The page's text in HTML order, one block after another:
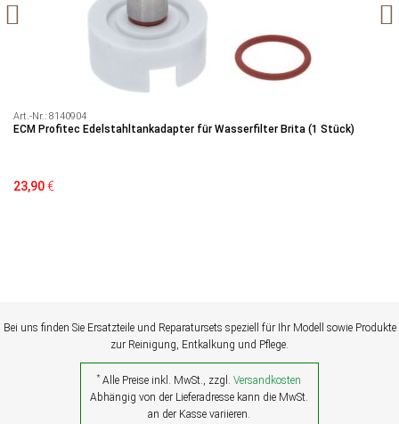
Art.-Nr.: 8140904
ECM Profitec Edelstahltankadapter für Wasserfilter Brita (1 Stück)
23,90€
Bei uns finden Sie Ersatzteile und Reparatursets speziell für Ihr Modell sowie Produkte
zur Reinigung, Entkalkung und Pflege.
* Alle Preise inkl. MwSt., zzgl.Versandkosten
Abhängig von der Lieferadresse kann die MwSt.
an der Kasse variieren.